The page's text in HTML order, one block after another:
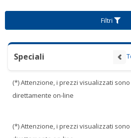
Filtri
Speciali
(*) Attenzione, i prezzi visualizzati
direttamente on-line
(*) Attenzione, i prezzi visualizzati